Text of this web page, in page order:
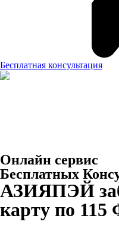
Бесплатная консультация
Онлайн сервис
Бесплатных
АЗИЯПЭЙ
карту по 115